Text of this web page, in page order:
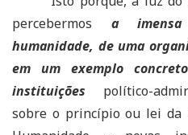
percebermos a
humanidade, de uma
em um exemplo
instituições político-
sobre o princípio ou lei da